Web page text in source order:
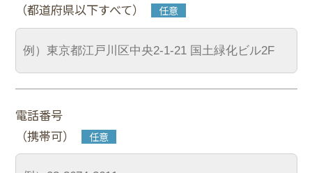
（都道府県以下すべて）
電話番号
（携帯可）